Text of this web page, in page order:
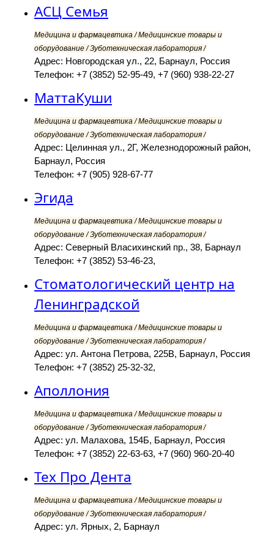
АСЦ Семья
Медицина и фармацевтика / Медицинские товары и
оборудование / Зуботехническая лаборатория /
Адрес: Новгородская ул., 22, Барнаул, Россия
Телефон: +7 (3852) 52-95-49, +7 (960) 938-22-27
МаттаКуши
Медицина и фармацевтика / Медицинские товары и
оборудование / Зуботехническая лаборатория /
Адрес: Целинная ул., 2Г, Железнодорожный район,
Барнаул, Россия
Телефон: +7 (905) 928-67-77
Эгида
Медицина и фармацевтика / Медицинские товары и
оборудование / Зуботехническая лаборатория /
Адрес: Северный Власихинский пр., 38, Барнаул
Телефон: +7 (3852) 53-46-23,
Стоматологический центр на
Ленинградской
Медицина и фармацевтика / Медицинские товары и
оборудование / Зуботехническая лаборатория /
Адрес: ул. Антона Петрова, 225В, Барнаул, Россия
Телефон: +7 (3852) 25-32-32,
Аполлония
Медицина и фармацевтика / Медицинские товары и
оборудование / Зуботехническая лаборатория /
Адрес: ул. Малахова, 154Б, Барнаул, Россия
Телефон: +7 (3852) 22-63-63, +7 (960) 960-20-40
Тех Про Дента
Медицина и фармацевтика / Медицинские товары и
оборудование / Зуботехническая лаборатория /
Адрес: ул. Ярных, 2, Барнаул